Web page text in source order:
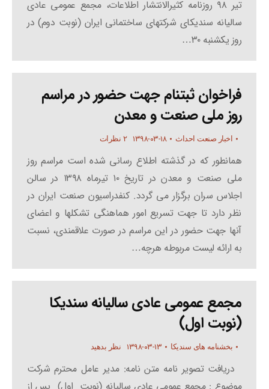
تیر ۹۸ روزنامه کثیرالانتشار اطلاعات، مجمع عمومی عادی
سالیانه سندیکای شرکتهای ساختمانی ایران (نوبت دوم) در
روز یکشنبه ۳۰…
فراخوان ثبتنام جهت حضور در مراسم
روز ملی صنعت و معدن
اخبار صنعت احداث ۱۳۹۸-۰۳-۱۸ ۲ نظرات
همانطور که در گذشته اطلاع رسانی شده است مراسم روز
ملی صنعت و معدن در تاریخ ۱۰ تیرماه ۱۳۹۸ در سالن
اجلاس سران برگزار می گردد. کنفدراسیون صنعت ایران در
نظر دارد تا جهت تسریع امور هماهنگی تشکلها و اعضای
آنها جهت حضور در این مراسم در صورت علاقمندی، نسبت
به ارائه لیست مربوطه هرچه…
مجمع عمومی عادی سالیانه سندیکا
(نوبت اول)
بخشنامه های سندیکا ۱۳۹۸-۰۳-۱۳ نظر بدهید
دریافت تصویر نامه متن نامه: مدیر عامل محترم شرکت